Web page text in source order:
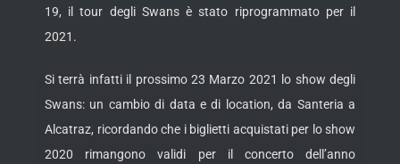
19, il tour degli Swans è stato riprogrammato per il
2021.
Si terrà infatti il prossimo 23 Marzo 2021 lo show degli
Swans: un cambio di data e di location, da Santeria a
Alcatraz, ricordando che i biglietti acquistati per lo show
2020 rimangono validi per il concerto dell’anno